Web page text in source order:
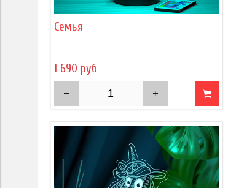
Семья
1 690 руб